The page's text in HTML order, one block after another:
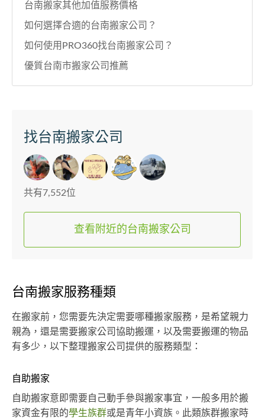
台南搬家其他加值服務價格
如何選擇合適的台南搬家公司？
如何使用PRO360找台南搬家公司？
優質台南市搬家公司推薦
找台南搬家公司
共有7,552位
查看附近的台南搬家公司
台南搬家服務種類
在搬家前，您需要先決定需要哪種搬家服務，是希望親力
親為，還是需要搬家公司協助搬運，以及需要搬運的物品
有多少，以下整理搬家公司提供的服務類型：
自助搬家
自助搬家意即需要自己動手參與搬家事宜，一般多用於搬
家資金有限的學生族群或是青年小資族。此類族群搬家時